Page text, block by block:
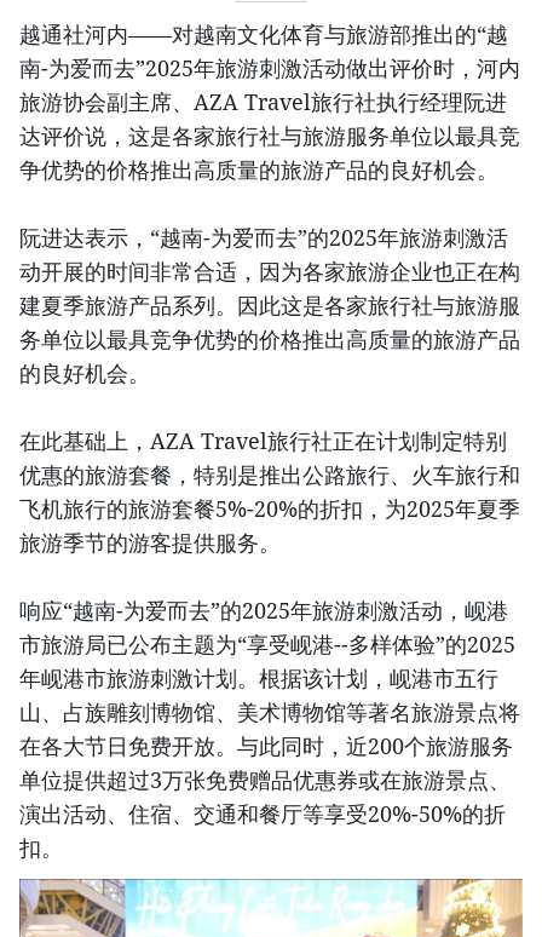
越通社河内——对越南文化体育与旅游部推出的“越
南-为爱而去”2025年旅游刺激活动做出评价时，河内
旅游协会副主席、AZA Travel旅行社执行经理阮进
达评价说，这是各家旅行社与旅游服务单位以最具竞
争优势的价格推出高质量的旅游产品的良好机会。
阮进达表示，“越南-为爱而去”的2025年旅游刺激活
动开展的时间非常合适，因为各家旅游企业也正在构
建夏季旅游产品系列。因此这是各家旅行社与旅游服
务单位以最具竞争优势的价格推出高质量的旅游产品
的良好机会。
在此基础上，AZA Travel旅行社正在计划制定特别
优惠的旅游套餐，特别是推出公路旅行、火车旅行和
飞机旅行的旅游套餐5%-20%的折扣，为2025年夏季
旅游季节的游客提供服务。
响应“越南-为爱而去”的2025年旅游刺激活动，岘港
市旅游局已公布主题为“享受岘港--多样体验”的2025
年岘港市旅游刺激计划。根据该计划，岘港市五行
山、占族雕刻博物馆、美术博物馆等著名旅游景点将
在各大节日免费开放。与此同时，近200个旅游服务
单位提供超过3万张免费赠品优惠券或在旅游景点、
演出活动、住宿、交通和餐厅等享受20%-50%的折
扣。